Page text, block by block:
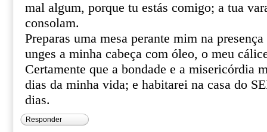
mal algum, porque tu estás comigo; a tua
consolam.
Preparas uma mesa perante mim na
unges a minha cabeça com óleo, o meu
Certamente que a bondade e a misericórdia
dias da minha vida; e habitarei na casa do
dias.
Responder